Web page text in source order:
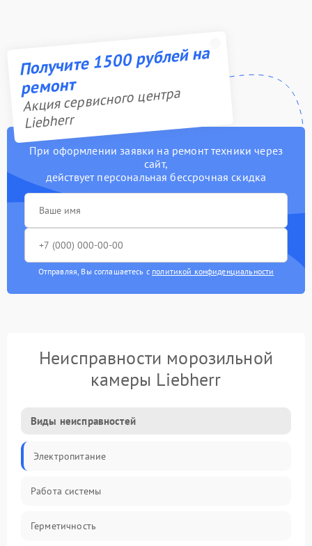
Получите 1500 рублей на
ремонт
Акция сервисного центра
Liebherr
При оформлении заявки на ремонт техники через
сайт,
действует персональная бессрочная скидка
Отправляя, Вы соглашаетесь с политикой конфиденциальности
Неисправности морозильной
камеры Liebherr
Виды неисправностей
Электропитание
Работа системы
Герметичность